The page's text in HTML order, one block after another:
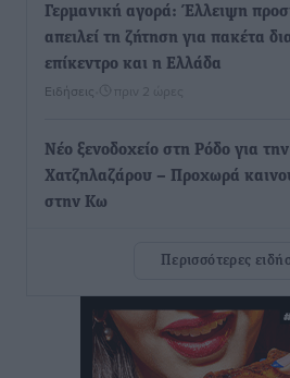
Γερμανική αγορά: Έλλειψη
απειλεί τη ζήτηση για πακέτα
επίκεντρο και η Ελλάδα
Ειδήσεις πριν 2 ώρες
Νέο ξενοδοχείο στη Ρόδο για
Χατζηλαζάρου – Προχωρά
στην Κω
Μαστιχάρι – Αναποδογύρισε
5χρονο παιδί
Τοπικές Ειδήσεις πριν 2 ώρες
Περισσότερες